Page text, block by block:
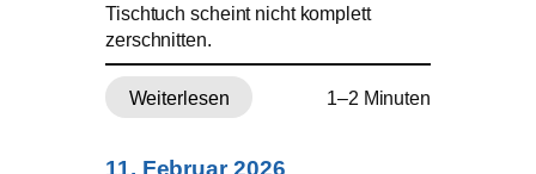
Tischtuch scheint nicht komplett
zerschnitten.
Weiterlesen
:
vor
1–2 Minuten